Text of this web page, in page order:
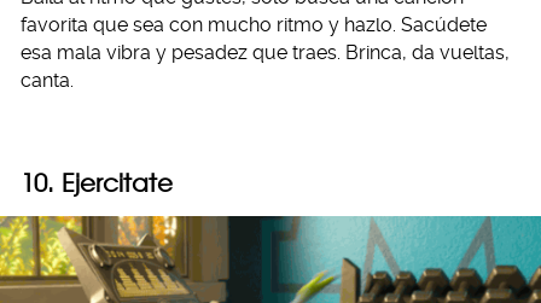
favorita que sea con mucho ritmo y hazlo. Sacúdete
esa mala vibra y pesadez que traes. Brinca, da vueltas,
canta.
10. Ejercitate